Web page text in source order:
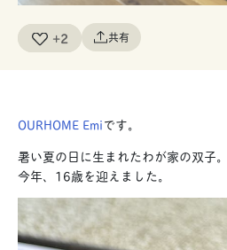
+2 共有
OURHOME Emiです。
暑い夏の日に生まれたわが家の双子。
今年、16歳を迎えました。